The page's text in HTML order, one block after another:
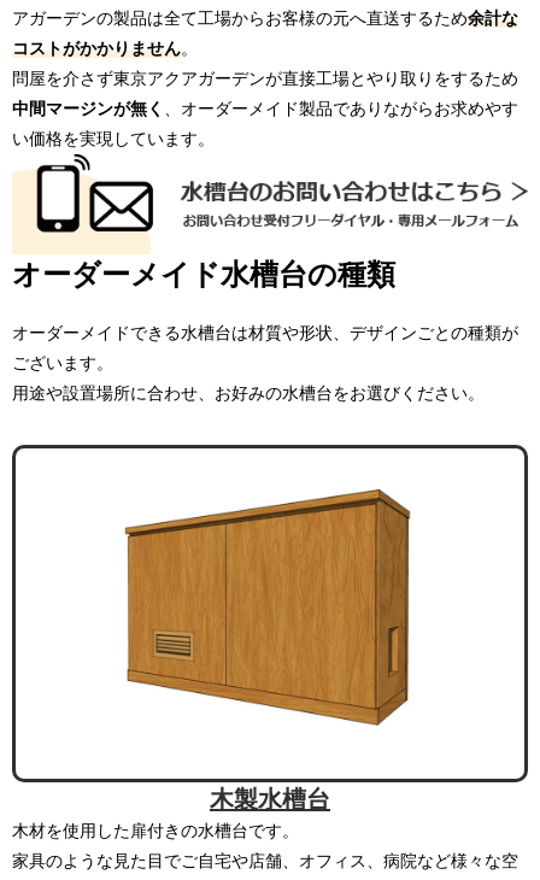
アガーデンの製品は全て工場からお客様の元へ直送するため余計な
コストがかかりません。
問屋を介さず東京アクアガーデンが直接工場とやり取りをするため
中間マージンが無く 、オーダーメイド製品でありながらお求めやす
い価格を実現しています。
オーダーメイド水槽台の種類
オーダーメイドできる水槽台は材質や形状、デザインごとの種類が
ございます。
用途や設置場所に合わせ、お好みの水槽台をお選びください。
木製水槽台
木材を使用した扉付きの水槽台です。
家具のような見た目でご自宅や店舗、オフィス、病院など様々な空